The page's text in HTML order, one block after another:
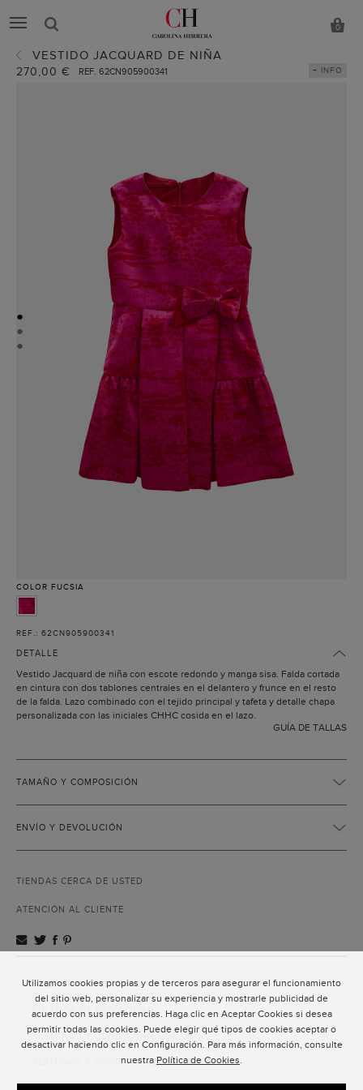
Utilizamos cookies propias y de terceros para asegurar el funcionamiento
del sitio web, personalizar su experiencia y mostrarle publicidad de
acuerdo con sus preferencias. Haga clic en Aceptar Cookies si desea
permitir todas las cookies. Puede elegir qué tipos de cookies aceptar o
desactivar haciendo clic en Configuración. Para más información, consulte
nuestra Política de Cookies.
0
VESTIDO JACQUARD DE NIÑA
270,00 € REF. 62CN905900341 + INFO
●
●
●
COLOR FUCSIA
REF.: 62CN905900341
DETALLE
Vestido Jacquard de niña con escote redondo y manga sisa. Falda cortada
en cintura con dos tablones centrales en el delantero y frunce en el resto
de la falda. Lazo combinado con el tejido principal y tafeta y detalle chapa
personalizada con las iniciales CHHC cosida en el lazo.
GUÍA DE TALLAS
TAMAÑO Y COMPOSICIÓN
ENVÍO Y DEVOLUCIÓN
TIENDAS CERCA DE USTED
ATENCIÓN AL CLIENTE
ATENCIÓN AL CLIENTE
POLÍTICA DE PRIVACIDAD
TÉRMINOS Y CONDICIONES DE USO
TÉRMINOS Y CONDICIONES DE VENTA